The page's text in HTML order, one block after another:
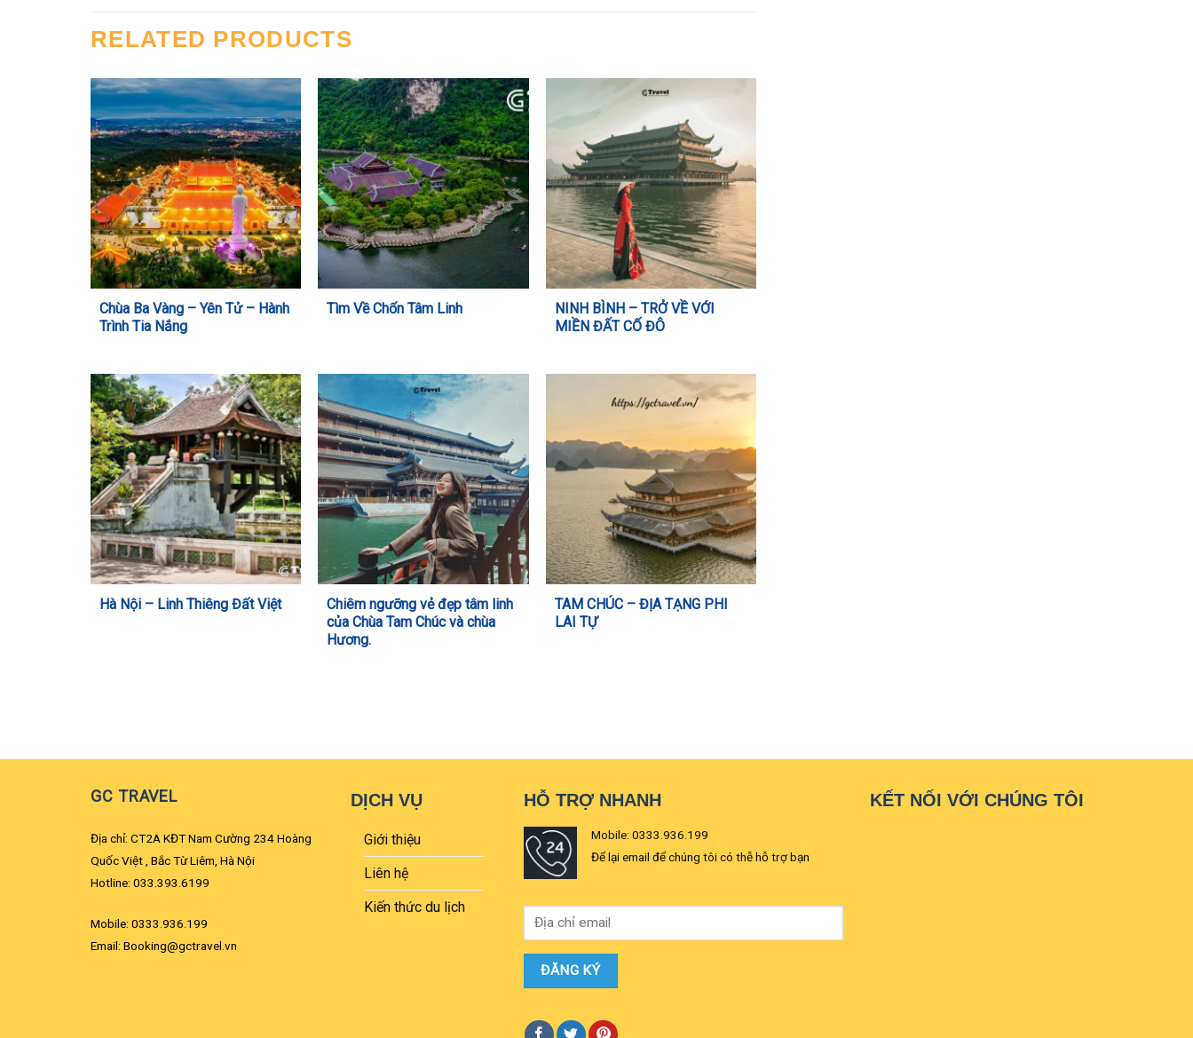
RELATED PRODUCTS
Chùa Ba Vàng – Yên Tử – Hành
Trình Tia Nắng
Tìm Về Chốn Tâm Linh
NINH BÌNH – TRỞ VỀ VỚI
MIỀN ĐẤT CỐ ĐÔ
Hà Nội – Linh Thiêng Đất Việt
Chiêm ngưỡng vẻ đẹp tâm linh
của Chùa Tam Chúc và chùa
Hương.
TAM CHÚC – ĐỊA TẠNG PHI
LAI TỰ
GC TRAVEL
Địa chỉ: CT2A KĐT Nam Cường 234 Hoàng
Quốc Việt , Bắc Từ Liêm, Hà Nội
Hotline: 033.393.6199
Mobile: 0333.936.199
Email: Booking@gctravel.vn
DỊCH VỤ
Giới thiệu
Liên hệ
Kiến thức du lịch
HỖ TRỢ NHANH
Mobile: 0333.936.199
Để lại email để chúng tôi có thễ hỗ trợ bạn
KẾT NỐI VỚI CHÚNG TÔI